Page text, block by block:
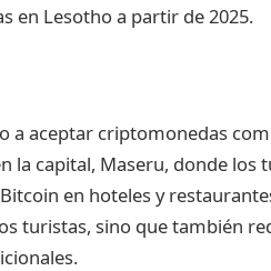
en Lesotho a partir de 2025.
a aceptar criptomonedas
la capital, Maseru, donde los
en hoteles y
turistas, sino que también